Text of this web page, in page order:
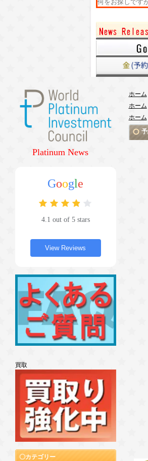
Platinum News
Google
4.1 out of 5 stars
View Reviews
買取
カテゴリー
ホーム
ホーム
ホーム